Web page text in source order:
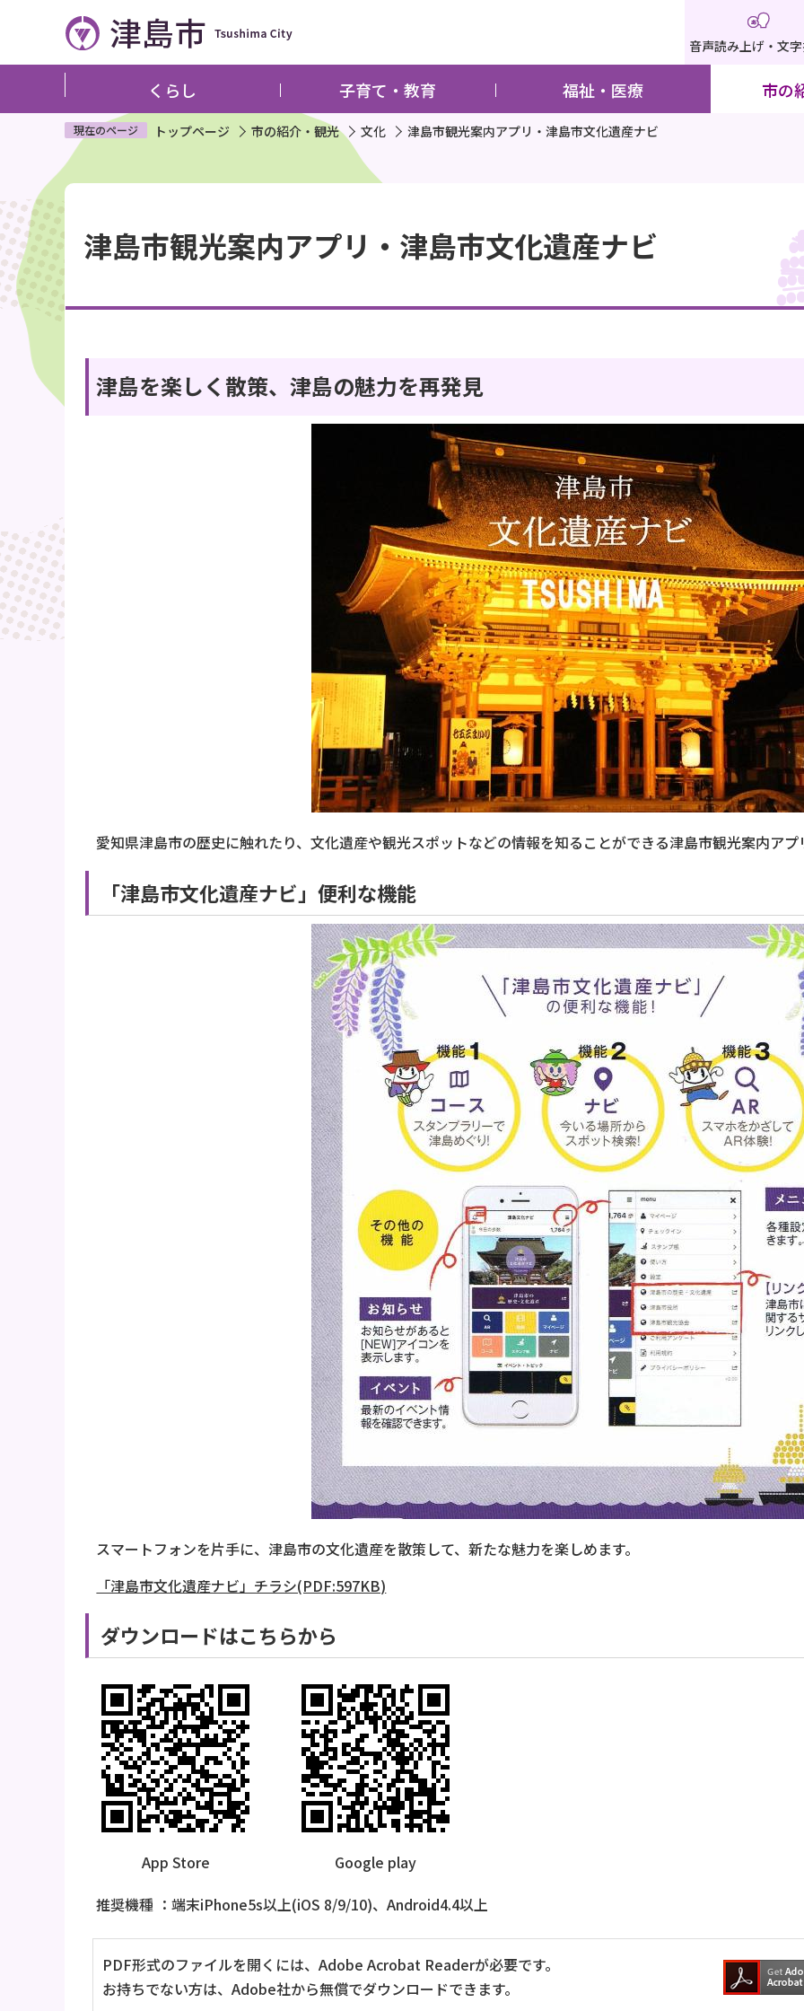
ペ
ジ
で
す
音声読み上げ・文
くらし 子育て・教育 福祉・医療 市の
現在のページ トップページ 市の紹介・観光 文化 津島市観光案内アプリ・津島市文化遺産ナビ
文
こ
こ
か
ら
津島市観光案内アプリ・津島市文化遺産ナビ
津島を楽しく散策、津島の魅力を再発見
愛知県津島市の歴史に触れたり、文化遺産や観光スポットなどの情報を知ることができる津島市観光案内アプ
「津島市文化遺産ナビ」便利な機能
スマートフォンを片手に、津島市の文化遺産を散策して、新たな魅力を楽しめます。
「津島市文化遺産ナビ」チラシ(PDF:597KB)
ダウンロードはこちらから
App Store
Google play
推奨機種 ：端末iPhone5s以上(iOS 8/9/10)、Android4.4以上
PDF形式のファイルを開くには、Adobe Acrobat Readerが必要です。
お持ちでない方は、Adobe社から無償でダウンロードできます。